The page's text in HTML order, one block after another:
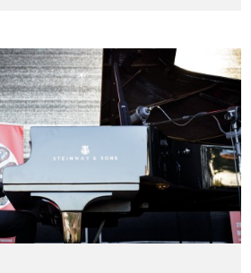
WIECZÓR
HISZPAŃSKI
-
21.07.2024